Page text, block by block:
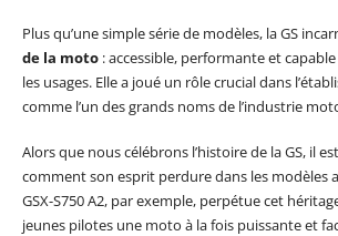
Plus qu’une simple série de modèles, la GS
de la moto : accessible, performante et
les usages. Elle a joué un rôle crucial dans
comme l’un des grands noms de l’industrie
Alors que nous célébrons l’histoire de la GS, il
comment son esprit perdure dans les modèles
GSX-S750 A2, par exemple, perpétue cet
jeunes pilotes une moto à la fois puissante et